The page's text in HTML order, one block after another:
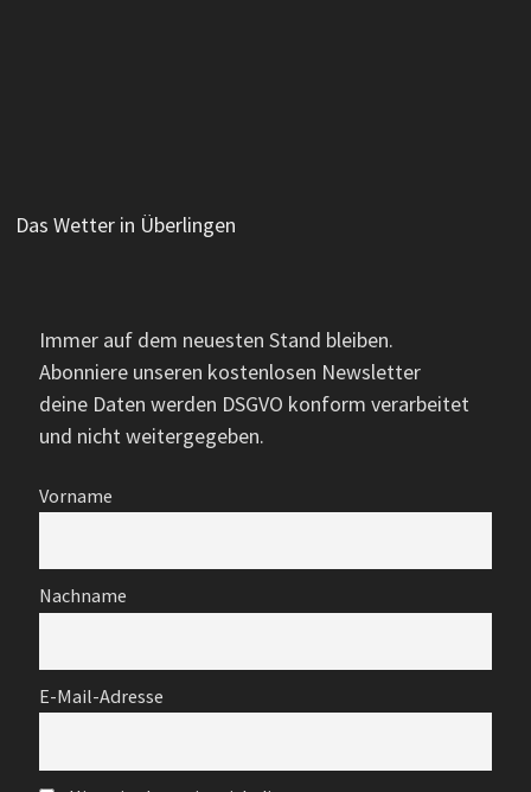
Das Wetter in Überlingen
Immer auf dem neuesten Stand bleiben.
Abonniere unseren kostenlosen Newsletter
deine Daten werden DSGVO konform verarbeitet
und nicht weitergegeben.
Vorname
Nachname
E-Mail-Adresse